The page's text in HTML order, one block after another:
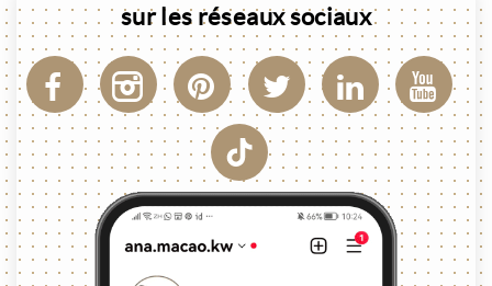
sur les réseaux sociaux